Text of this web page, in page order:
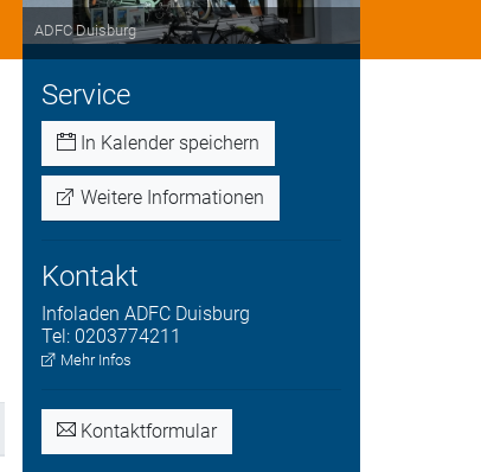
ADFC Duisburg
Service
In Kalender speichern
Weitere Informationen
Kontakt
Infoladen ADFC Duisburg
Tel: 0203774211
Mehr Infos
Kontaktformular